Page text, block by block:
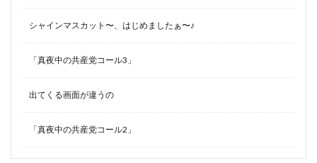
シャインマスカット〜、はじめましたぁ〜♪
「真夜中の共産党コール3」
出てくる画面が違うの
「真夜中の共産党コール2」